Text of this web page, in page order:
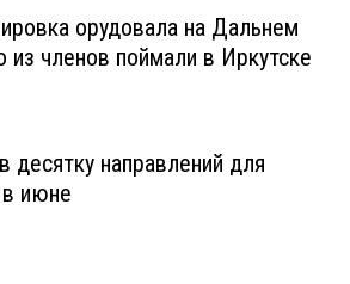
орудовала на Дальнем
из членов поймали в Иркутске
десятку направлений для
июне